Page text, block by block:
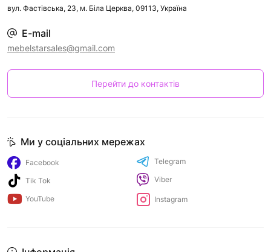
вул. Фастівська, 23, м. Біла Церква, 09113, Україна
E-mail
mebelstarsales@gmail.com
Перейти до контактів
Ми у соціальних мережах
Facebook
Tik Tok
YouTube
Telegram
Viber
Instagram